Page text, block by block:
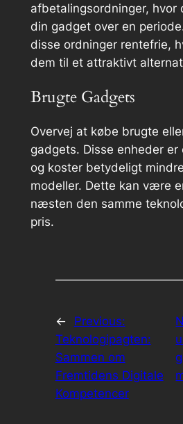
afbetalingsordninger, hvor
din gadget over en
disse ordninger rentefrie,
dem til et attraktivt
Brugte Gadgets
Overvej at købe brugte
gadgets. Disse enheder
og koster betydeligt
modeller. Dette kan være
næsten den samme
pris.
←
Previous:
Teknologipagten:
Sammen om
Fremtidens Digitale
Kompetencer